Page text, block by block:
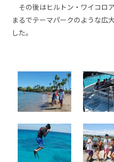
その後はヒルトン・ワイコロ
まるでテーマパークのような広
した。